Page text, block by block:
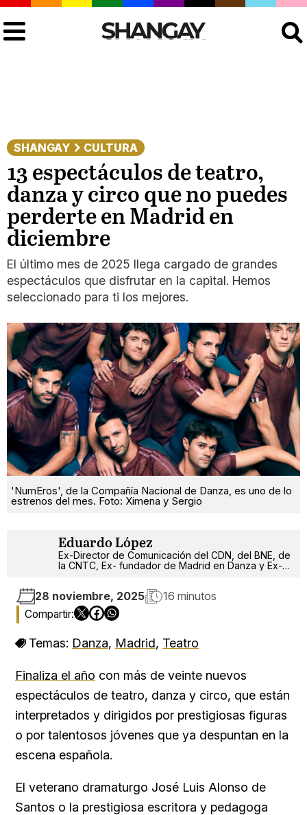
SHANGAY CULTURA
13 espectáculos de teatro,
danza y circo que no puedes
perderte en Madrid en
diciembre
El último mes de 2025 llega cargado de grandes
espectáculos que disfrutar en la capital. Hemos
seleccionado para ti los mejores.
'NumEros', de la Compañía Nacional de Danza, es uno de lo
estrenos del mes. Foto: Ximena y Sergio
Eduardo López
Ex-Director de Comunicación del CDN, del BNE, de
la CNTC, Ex- fundador de Madrid en Danza y Ex-
28 noviembre, 2025 16 minutos
Temas: Danza, Madrid, Teatro
Finaliza el año con más de veinte nuevos
espectáculos de teatro, danza y circo, que están
interpretados y dirigidos por prestigiosas figuras
o por talentosos jóvenes que ya despuntan en la
escena española.
El veterano dramaturgo José Luis Alonso de
Santos o la prestigiosa escritora y pedagoga